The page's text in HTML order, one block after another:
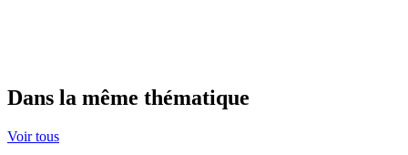
Dans la même thématique
Voir tous